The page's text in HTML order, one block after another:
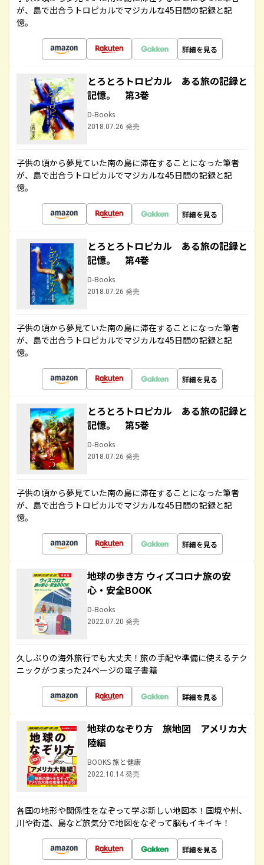
が、島で出合うトロピカルでマジカルな45日間の記録と記
憶。
詳細を見る
とろとろトロピカル ある旅の記録と
記憶。 第3巻
D-Books
2018.07.26 発売
子供の頃から夢見ていた南の島に滞在することになった筆者
が、島で出合うトロピカルでマジカルな45日間の記録と記
憶。
詳細を見る
とろとろトロピカル ある旅の記録と
記憶。 第4巻
D-Books
2018.07.26 発売
子供の頃から夢見ていた南の島に滞在することになった筆者
が、島で出合うトロピカルでマジカルな45日間の記録と記
憶。
詳細を見る
とろとろトロピカル ある旅の記録と
記憶。 第5巻
D-Books
2018.07.26 発売
子供の頃から夢見ていた南の島に滞在することになった筆者
が、島で出合うトロピカルでマジカルな45日間の記録と記
憶。
詳細を見る
地球の歩き方 ウィズコロナ旅の安
心・安全BOOK
D-Books
2022.07.20 発売
久しぶりの海外旅行でも大丈夫！旅の手配や準備に使えるテク
ニックがつまった24ページの電子書籍
詳細を見る
地球のなぞり方 旅地図 アメリカ大
陸編
BOOKS 旅と健康
2022.10.14 発売
各国の地形や関係性をなぞって学ぶ新しい地図本！国境や州、
川や街道、島など旅気分で地図をなぞって脳もイキイキ！
詳細を見る